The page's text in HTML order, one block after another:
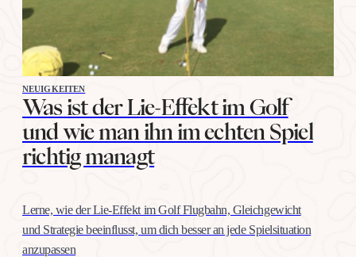
NEUIGKEITEN
Was ist der Lie-Effekt im Golf
und wie man ihn im echten Spiel
richtig managt
Lerne, wie der Lie-Effekt im Golf Flugbahn, Gleichgewicht
und Strategie beeinflusst, um dich besser an jede Spielsituation
anzupassen